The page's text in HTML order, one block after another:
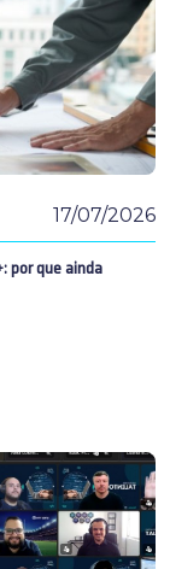
17/07/2026
por que ainda